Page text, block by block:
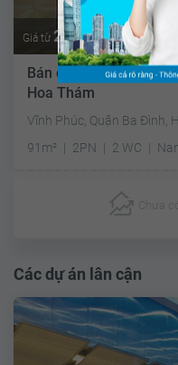
Giá từ 2.6 tỷ Thương lượng
Bán căn hộ chung cư
Hoa Thám
Vĩnh Phúc, Quận Ba Đình,
91m²
2PN 2 WC
Chưa có
Các dự án lân cận